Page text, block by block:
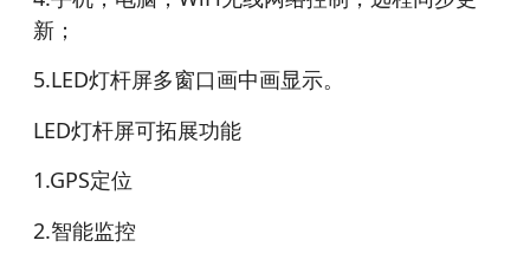
新；
5.LED灯杆屏多窗口画中画显示。
LED灯杆屏可拓展功能
1.GPS定位
2.智能监控